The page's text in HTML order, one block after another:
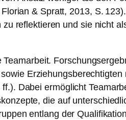
& Spratt, 2013, S.
reflektieren und sie nicht
Dabei ermöglicht
die auf
entlang der